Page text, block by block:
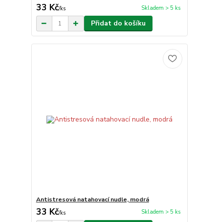
33 Kč/ks Skladem > 5 ks
Přidat do košíku
Antistresová natahovací nudle, modrá
33 Kč/ks Skladem > 5 ks